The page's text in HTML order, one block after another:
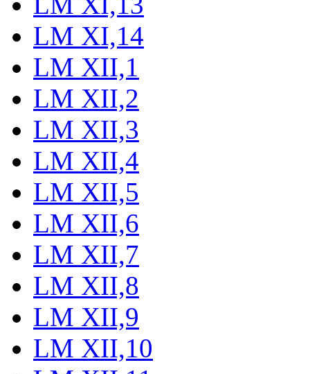
LM XI,14
LM XII,1
LM XII,2
LM XII,3
LM XII,4
LM XII,5
LM XII,6
LM XII,7
LM XII,8
LM XII,9
LM XII,10